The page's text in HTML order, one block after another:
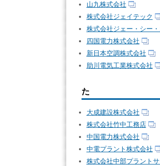
山九株式会社
株式会社ジェイテック
株式会社ジェー・シー
四国電力株式会社
新日本空調株式会社
助川電気工業株式会社
た
大成建設株式会社
株式会社竹中工務店
中国電力株式会社
中電プラント株式会社
株式会社中部プラント